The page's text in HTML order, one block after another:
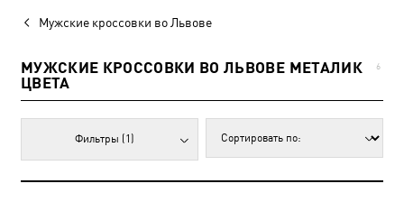
Мужские кроссовки во Львове
МУЖСКИЕ КРОССОВКИ ВО ЛЬВОВЕ МЕТАЛИК
ЦВЕТА
6
Фильтры (1)